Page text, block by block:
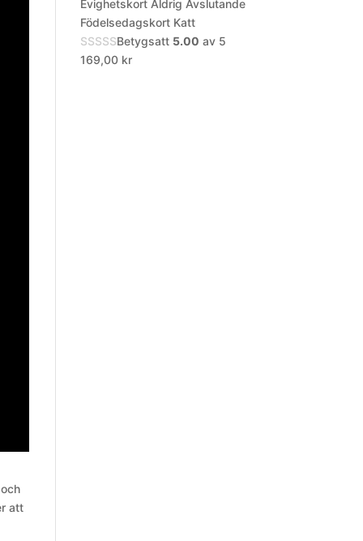
att
Evighetskort Aldrig Avslutande
Födelsedagskort Katt
Betygsatt 5.00 av 5
169,00 kr